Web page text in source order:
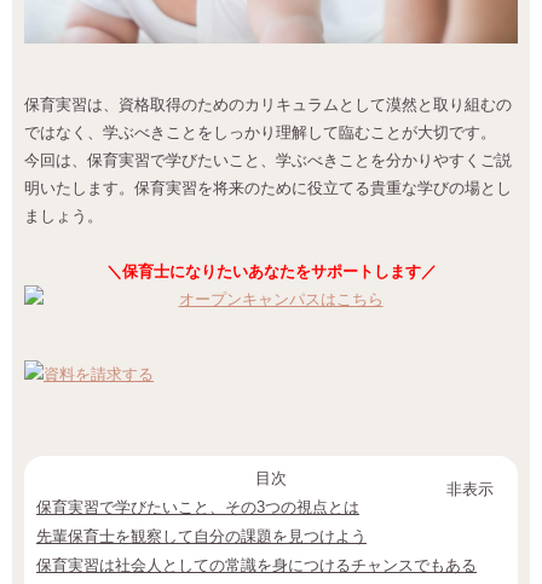
保育実習は、資格取得のためのカリキュラムとして漠然と取り組むの
ではなく、学ぶべきことをしっかり理解して臨むことが大切です。
今回は、保育実習で学びたいこと、学ぶべきことを分かりやすくご説
明いたします。保育実習を将来のために役立てる貴重な学びの場とし
ましょう。
＼保育士になりたいあなたをサポートします／
目次
非表示
保育実習で学びたいこと、その3つの視点とは
先輩保育士を観察して自分の課題を見つけよう
保育実習は社会人としての常識を身につけるチャンスでもある